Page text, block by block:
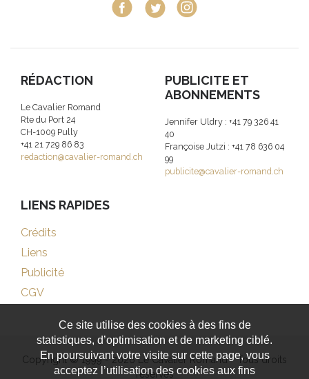
RÉDACTION
Le Cavalier Romand
Rte du Port 24
CH-1009 Pully
+41 21 729 86 83
redaction@cavalier-romand.ch
PUBLICITE ET
ABONNEMENTS
Jennifer Uldry : +41 79 326 41
40
Françoise Jutzi : +41 78 636 04
99
publicite@cavalier-romand.ch
LIENS RAPIDES
Crédits
Liens
Publicité
CGV
Copyright © 1999 - 2026 Le Cavalier Romand - Tous droits
réservés
Ce site utilise des cookies à des fins de
statistiques, d’optimisation et de marketing ciblé.
En poursuivant votre visite sur cette page, vous
acceptez l’utilisation des cookies aux fins